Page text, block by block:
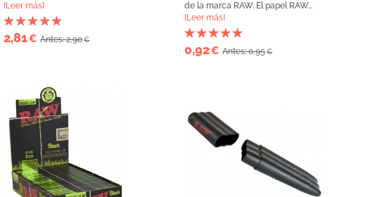
[Leer más]
2,81€ Antes: 2,90€
de la marca RAW. El papel RAW...
[Leer más]
0,92€ Antes: 0,95€